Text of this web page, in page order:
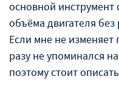
основной инструмент
объёма двигателя
Если мне не
разу не упоминался
поэтому стоит